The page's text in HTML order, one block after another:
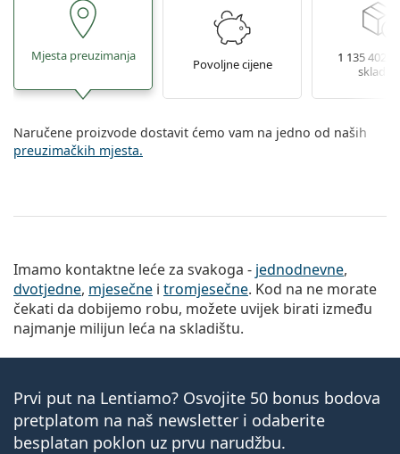
Mjesta preuzimanja
Povoljne cijene
1 135 402
Naručene proizvode dostavit ćemo vam na jedno od naših
preuzimačkih mjesta.
Imamo kontaktne leće za svakoga - jednodnevne,
dvotjedne, mjesečne i tromjesečne. Kod na ne morate
čekati da dobijemo robu, možete uvijek birati između
najmanje milijun leća na skladištu.
Prvi put na Lentiamo? Osvojite 50 bonus bodova
pretplatom na naš newsletter i odaberite
besplatan poklon uz prvu narudžbu.